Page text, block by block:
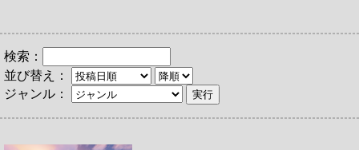
検索：
並び替え：
ジャンル：